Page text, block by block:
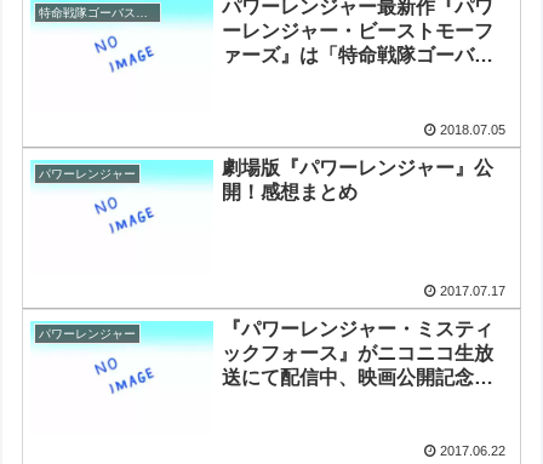
パワーレンジャー最新作『パワ
ーレンジャー・ビーストモーフ
ァーズ』は「特命戦隊ゴーバス
2018.07.05
パワーレンジャー
劇場版『パワーレンジャー』公
開！感想まとめ
2017.07.17
パワーレンジャー
『パワーレンジャー・ミスティ
ックフォース』がニコニコ生放
送にて配信中、映画公開記念の
2017.06.22